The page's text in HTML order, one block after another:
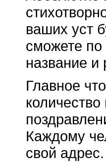
ваших уст
сможете
название и
Главное
Каждому
свой адрес.